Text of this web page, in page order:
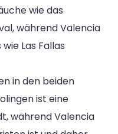
wie das
während Valencia
Las Fallas
in den beiden
ist eine
während Valencia